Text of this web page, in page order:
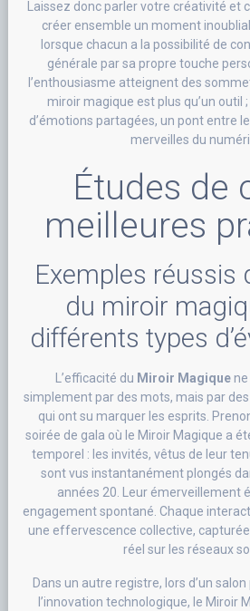
Laissez donc parler votre créativité et
créer ensemble un moment
lorsque chacun a la possibilité de
générale par sa propre touche
l’enthousiasme atteignent des
miroir magique est plus qu’un outil
d’émotions partagées, un pont entre
merveilles du
Études de
meilleures
Exemples réussis
du miroir
différents types
L’efficacité du Miroir Magiquene
simplement par des mots, mais par
qui ont su marquer les esprits.
soirée de gala où le Miroir Magique a
temporel : les invités, vêtus de leur
sont vus instantanément plongés
années 20. Leur émerveillement
engagement spontané. Chaque
une effervescence collective,
réel sur les réseaux
Dans un autre registre, lors d’un
l’innovation technologique, le Miroir